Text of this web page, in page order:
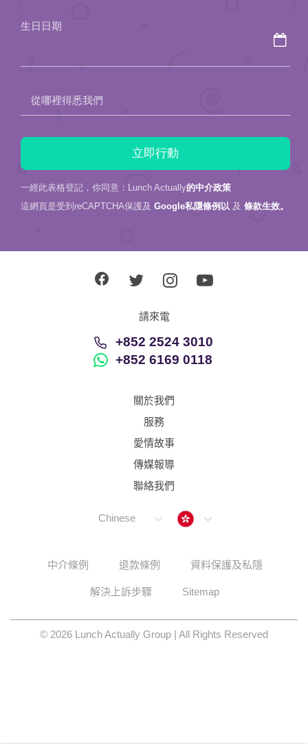
生日日期
從哪裡得悉我們
一經此表格登記，你同意：Lunch Actually的中介政策
這網頁是受到reCAPTCHA保護及 Google私隱條例以 及 條款生效。
請來電
+852 2524 3010
+852 6169 0118
關於我們
服務
愛情故事
傳媒報導
聯絡我們
Chinese Hong Kong
中介條例 退款條例 資料保護及私隱
解決上訴步驟 Sitemap
© 2026 Lunch Actually Group | All Rights Reserved